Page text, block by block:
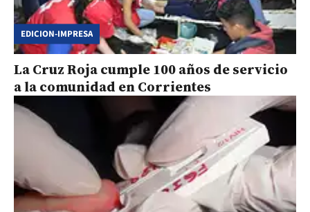
EDICION-IMPRESA
La Cruz Roja cumple 100 años de servicio
a la comunidad en Corrientes